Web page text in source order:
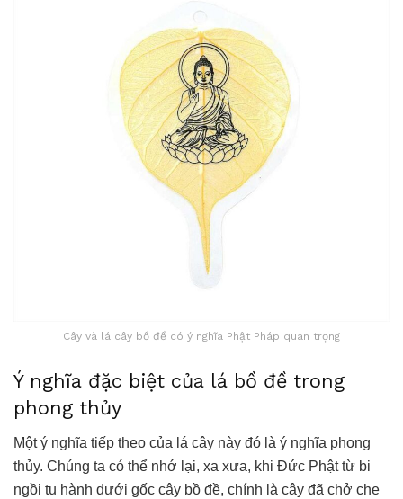
Cây và lá cây bồ đề có ý nghĩa Phật Pháp quan trọng
Ý nghĩa đặc biệt của lá bồ đề trong
phong thủy
Một ý nghĩa tiếp theo của lá cây này đó là ý nghĩa phong
thủy. Chúng ta có thể nhớ lại, xa xưa, khi Đức Phật từ bi
ngồi tu hành dưới gốc cây bồ đề, chính là cây đã chở che